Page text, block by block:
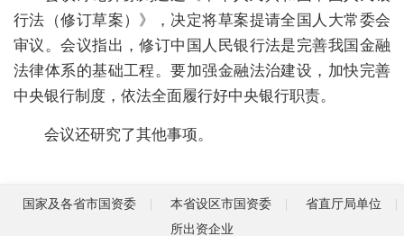
行法（修订草案）》，决定将草案提请全国人大常委会
审议。会议指出，修订中国人民银行法是完善我国金融
法律体系的基础工程。要加强金融法治建设，加快完善
中央银行制度，依法全面履行好中央银行职责。
会议还研究了其他事项。
国家及各省市国资委 本省设区市国资委
省直厅局单位
所出资企业